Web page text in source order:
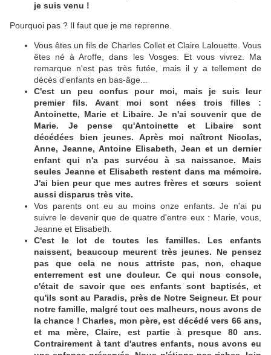
je suis venu !
Pourquoi pas ? Il faut que je me reprenne.
Vous êtes un fils de Charles Collet et Claire Lalouette. Vous
êtes né à Aroffe, dans les Vosges. Et vous vivrez. Ma
remarque n'est pas très futée, mais il y a tellement de
décès d'enfants en bas-âge...
C'est un peu confus pour moi, mais je suis leur
premier fils. Avant moi sont nées trois filles :
Antoinette, Marie et Libaire. Je n'ai souvenir que de
Marie. Je pense qu'Antoinette et Libaire sont
décédées bien jeunes. Après moi naîtront Nicolas,
Anne, Jeanne, Antoine Elisabeth, Jean et un dernier
enfant qui n'a pas survécu à sa naissance. Mais
seules Jeanne et Elisabeth restent dans ma mémoire.
J'ai bien peur que mes autres frères et sœurs soient
aussi disparus très vite.
Vos parents ont eu au moins onze enfants. Je n'ai pu
suivre le devenir que de quatre d'entre eux : Marie, vous,
Jeanne et Elisabeth.
C'est le lot de toutes les familles. Les enfants
naissent, beaucoup meurent très jeunes. Ne pensez
pas que cela ne nous attriste pas, non, chaque
enterrement est une douleur. Ce qui nous console,
c'était de savoir que ces enfants sont baptisés, et
qu'ils sont au Paradis, près de Notre Seigneur. Et pour
notre famille, malgré tout ces malheurs, nous avons de
la chance ! Charles, mon père, est décédé vers 66 ans,
et ma mère, Claire, est partie à presque 80 ans.
Contrairement à tant d'autres enfants, nous avons eu